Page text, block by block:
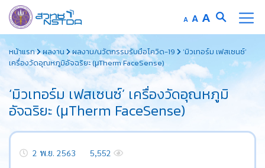
to
content
A Decrease
font
size.
AReset
font
size.
A Increase
font
size.
หน้าแรก ผลงาน ผลงาน/นวัตกรรมรับมือโควิด-19
‘มิวเทอร์ม เฟสเซนซ์’
เครื่องวัดอุณหภูมิอัจฉริยะ (μTherm FaceSense)
‘มิวเทอร์ม เฟสเซนซ์’ เครื่องวัดอุณหภูมิ
อัจฉริยะ (μTherm FaceSense)
2 พ.ย. 2563 5,552